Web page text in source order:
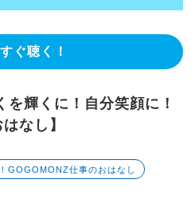
ぐ聴く！
輝くに！自分笑顔に！
なし】
GOGOMONZ仕事のおはなし